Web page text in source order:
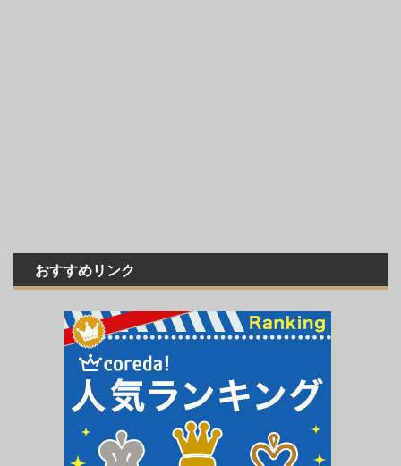
おすすめリンク